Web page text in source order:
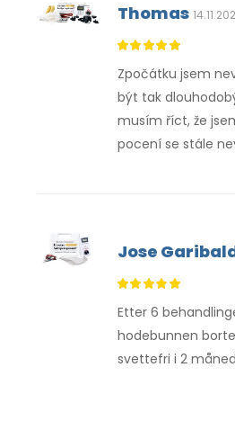
Thomas
Zpočátku jsem
být tak
musím říct, že
pocení se stále
Jose
Etter 6
hodebunnen
svettefri i 2